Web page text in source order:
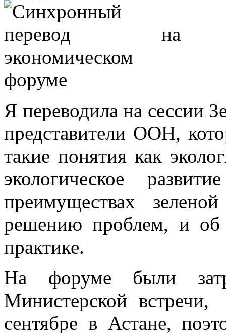
Я переводила на сессии
представители ООН,
такие понятия как
экологическое
преимуществах
решению проблем, и
практике.
На форуме были
Министерской встречи,
сентябре в Астане,